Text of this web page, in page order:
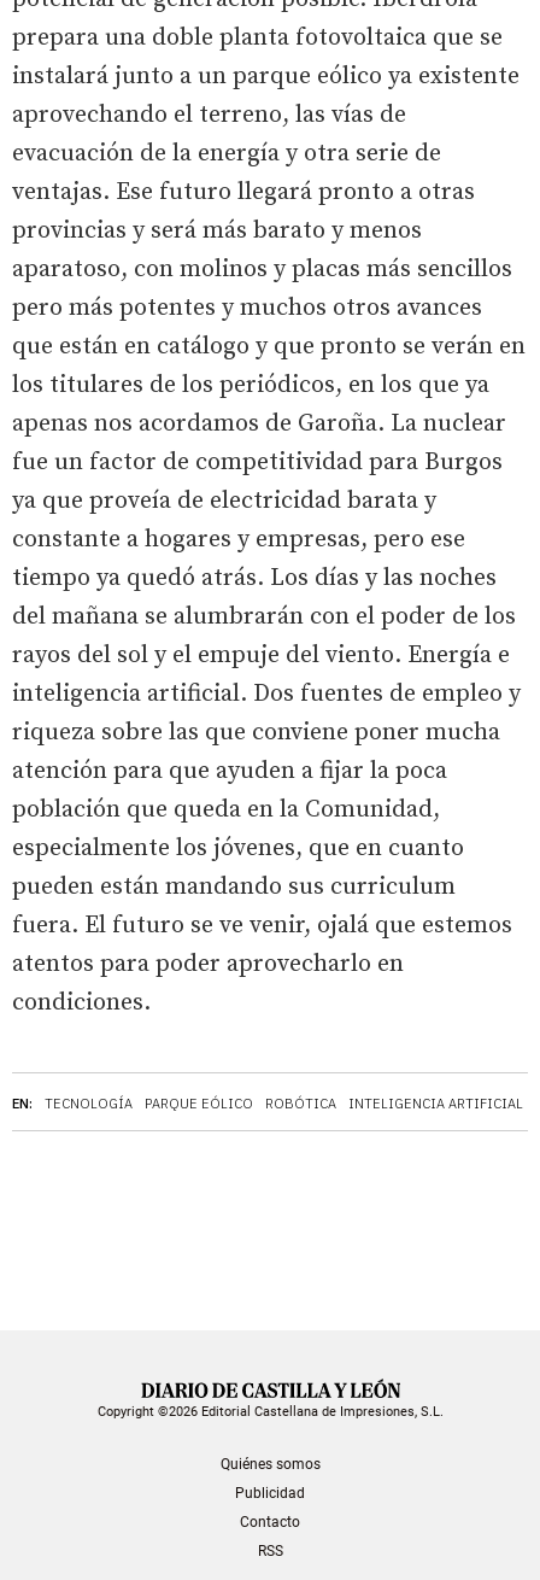
EN: TECNOLOGÍA PARQUE EÓLICO ROBÓTICA INTELIGENCIA ARTIFICIAL
prepara una doble planta fotovoltaica que se
instalará junto a un parque eólico ya existente
aprovechando el terreno, las vías de
evacuación de la energía y otra serie de
ventajas. Ese futuro llegará pronto a otras
provincias y será más barato y menos
aparatoso, con molinos y placas más sencillos
pero más potentes y muchos otros avances
que están en catálogo y que pronto se verán en
los titulares de los periódicos, en los que ya
apenas nos acordamos de Garoña. La nuclear
fue un factor de competitividad para Burgos
ya que proveía de electricidad barata y
constante a hogares y empresas, pero ese
tiempo ya quedó atrás. Los días y las noches
del mañana se alumbrarán con el poder de los
rayos del sol y el empuje del viento. Energía e
inteligencia artificial. Dos fuentes de empleo y
riqueza sobre las que conviene poner mucha
atención para que ayuden a fijar la poca
población que queda en la Comunidad,
especialmente los jóvenes, que en cuanto
pueden están mandando sus curriculum
fuera. El futuro se ve venir, ojalá que estemos
atentos para poder aprovecharlo en
condiciones.
Copyright ©2026 Editorial Castellana de Impresiones, S.L.
Quiénes somos
Publicidad
Contacto
RSS